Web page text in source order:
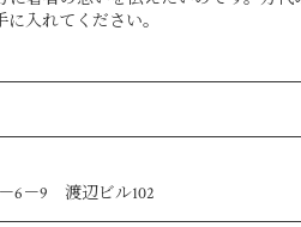
入れてください。
6－9 渡辺ビル102